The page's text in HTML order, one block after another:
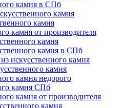
камня в СПб
камня
камня
камня от производителя
камня
камня в СПб
искусственного камня
камня
камня недорого
камня СПб
камня от производителя
камня